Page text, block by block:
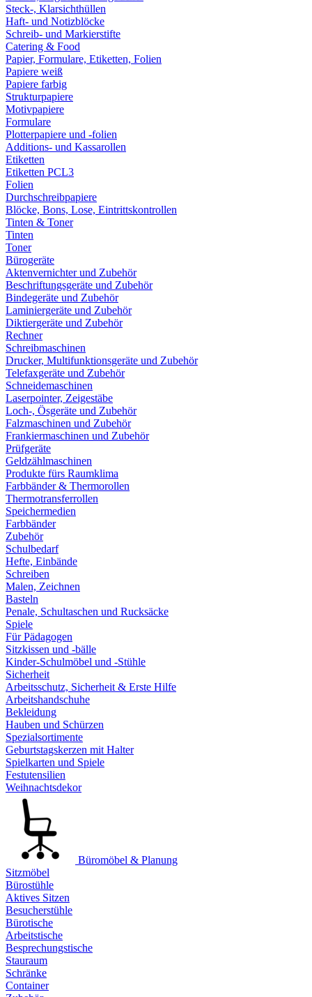
Steck-, Klarsichthüllen
Haft- und Notizblöcke
Schreib- und Markierstifte
Catering & Food
Papier, Formulare, Etiketten, Folien
Papiere weiß
Papiere farbig
Strukturpapiere
Motivpapiere
Formulare
Plotterpapiere und -folien
Additions- und Kassarollen
Etiketten
Etiketten PCL3
Folien
Durchschreibpapiere
Blöcke, Bons, Lose, Eintrittskontrollen
Tinten & Toner
Tinten
Toner
Bürogeräte
Aktenvernichter und Zubehör
Beschriftungsgeräte und Zubehör
Bindegeräte und Zubehör
Laminiergeräte und Zubehör
Diktiergeräte und Zubehör
Rechner
Schreibmaschinen
Drucker, Multifunktionsgeräte und Zubehör
Telefaxgeräte und Zubehör
Schneidemaschinen
Laserpointer, Zeigestäbe
Loch-, Ösgeräte und Zubehör
Falzmaschinen und Zubehör
Frankiermaschinen und Zubehör
Prüfgeräte
Geldzählmaschinen
Produkte fürs Raumklima
Farbbänder & Thermorollen
Thermotransferrollen
Speichermedien
Farbbänder
Zubehör
Schulbedarf
Hefte, Einbände
Schreiben
Malen, Zeichnen
Basteln
Penale, Schultaschen und Rucksäcke
Spiele
Für Pädagogen
Sitzkissen und -bälle
Kinder-Schulmöbel und -Stühle
Sicherheit
Arbeitsschutz, Sicherheit & Erste Hilfe
Arbeitshandschuhe
Bekleidung
Hauben und Schürzen
Spezialsortimente
Geburtstagskerzen mit Halter
Spielkarten und Spiele
Festutensilien
Weihnachtsdekor
Büromöbel & Planung
Sitzmöbel
Bürostühle
Aktives Sitzen
Besucherstühle
Bürotische
Arbeitstische
Besprechungstische
Stauraum
Schränke
Container